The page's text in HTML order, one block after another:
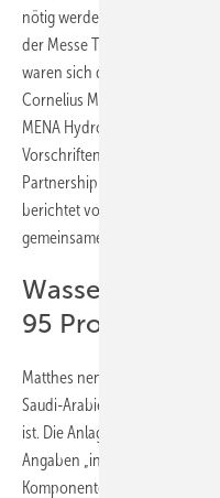
nötig werden. Im Podcast
der Messe The Smarter E
waren sich die Gäste uneins,
Cornelius Matthes, CEO von
MENA Hydrogen Alliance,
Vorschriften. Laurent Antoni,
Partnership for Hydrogen and
berichtet von der
gemeinsame Spielregeln zu
Wasserstoff-
95 Prozent fertig
Matthes nennt Zahlen zum
Saudi-Arabien, das aus einer
ist. Die Anlage sei zu 95
Angaben „in den nächsten
Komponenten deutscher